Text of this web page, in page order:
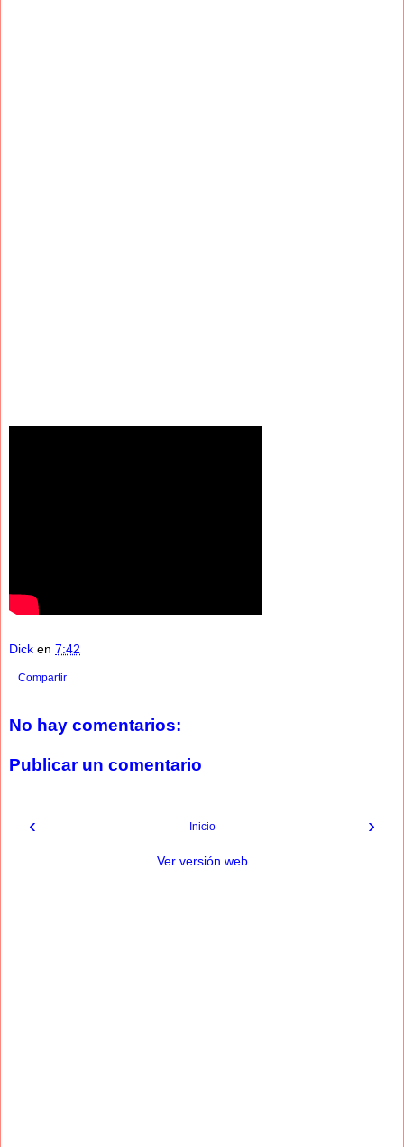
Dick en 7:42
Compartir
No hay comentarios:
Publicar un comentario
‹ ›
Inicio
Ver versión web